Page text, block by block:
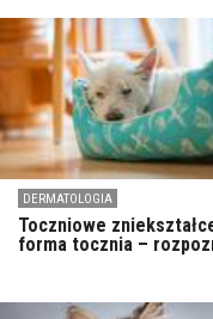
DERMATOLOGIA
Toczniowe
forma tocznia –